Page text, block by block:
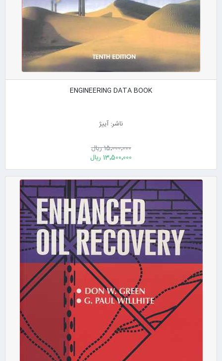
ENGINEERING DATA BOOK
ناشر: آییژ
15٬000٬000 ریال
13٬500٬000 ریال